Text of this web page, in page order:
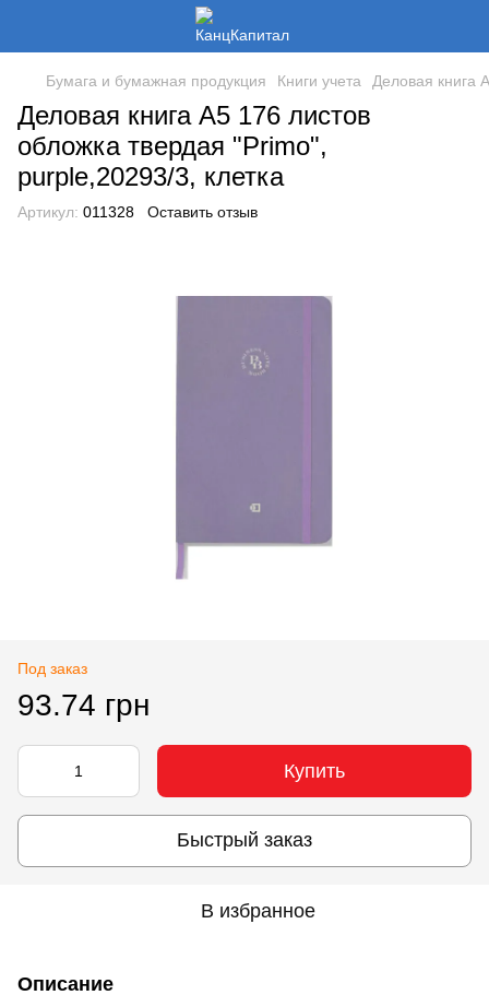
Бумага и бумажная продукция Книги учета Деловая книга
Деловая книга А5 176 листов
обложка твердая "Primo",
purple,20293/3, клетка
Артикул: 011328 Оставить отзыв
Под заказ
93.74 грн
Купить
Быстрый заказ
В избранное
Описание